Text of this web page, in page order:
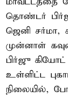
தொண்டர்
ஜெனி சர்மா,
முன்னாள்
பிர்ஜு
உள்ளிட்ட
நிலையில்,